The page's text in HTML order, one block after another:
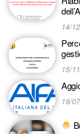
14/
15/
19/